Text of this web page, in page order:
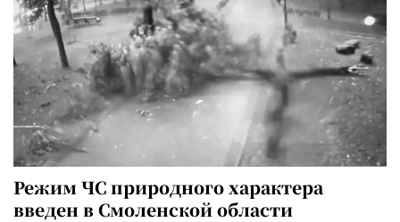
Режим ЧС природного характера
введен в Смоленской области